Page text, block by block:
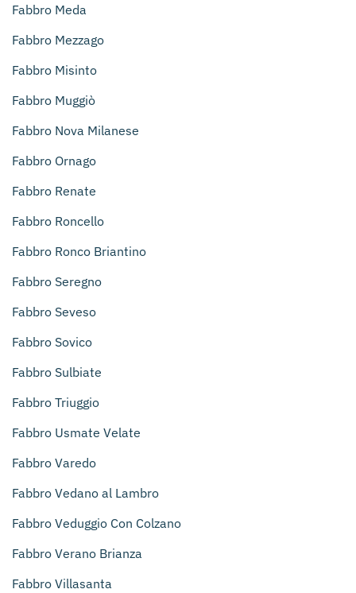
Fabbro Meda
Fabbro Mezzago
Fabbro Misinto
Fabbro Muggiò
Fabbro Nova Milanese
Fabbro Ornago
Fabbro Renate
Fabbro Roncello
Fabbro Ronco Briantino
Fabbro Seregno
Fabbro Seveso
Fabbro Sovico
Fabbro Sulbiate
Fabbro Triuggio
Fabbro Usmate Velate
Fabbro Varedo
Fabbro Vedano al Lambro
Fabbro Veduggio Con Colzano
Fabbro Verano Brianza
Fabbro Villasanta